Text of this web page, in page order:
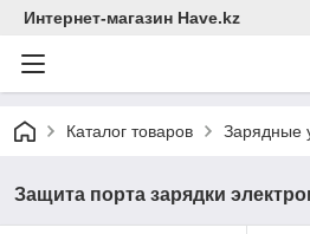
Интернет-магазин Have.kz
Каталог товаров Зарядные
Защита порта зарядки